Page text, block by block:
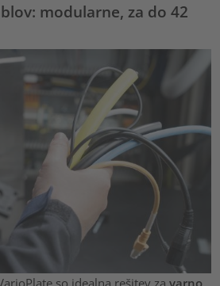
modularne, za do 42